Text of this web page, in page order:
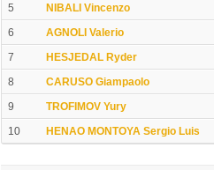
5
NIBALI Vincenzo
6
AGNOLI Valerio
7
HESJEDAL Ryder
8
CARUSO Giampaolo
9
TROFIMOV Yury
10
HENAO MONTOYA Sergio Luis